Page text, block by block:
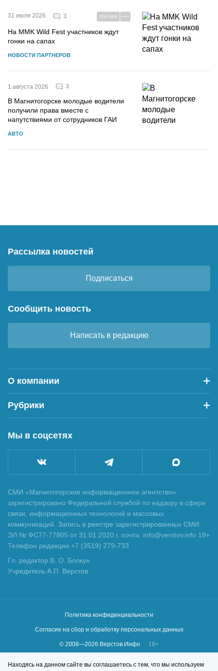
31 июля 2026 3 РЕКЛАМА
На MMK Wild Fest участников ждут
гонки на сапах
НОВОСТИ ПАРТНЕРОВ
1 августа 2026 3
В Магнитогорске молодые водители
получили права вместе с
напутствиями от сотрудников ГАИ
АВТО
Рассылка новостей
Подписаться
Сообщить новость
Написать в редакцию
О компании
Рубрики
Мы в соцсетях
СМИ «Магнитогорское информационное агентство»
зарегистрировано Федеральной службой по надзору в сфере
связи, информационных технологий и массовых
коммуникаций. Запись в реестре зарегистрированных СМИ:
ЭЛ № ФС77-77805 от 31.01.2020 г. почта: info@verstov.info 18+
Телефон редакции +7 (3519) 279-733
Гл. редактор В. О. Болкун
Учредитель А.П. Верстов
Политика конфиденциальности
Согласие на сбор и обработку персональных данных
© 2008—2026 Верстов.Инфо
18+
Находясь на данном сайте вы соглашаетесь с тем, что мы используем